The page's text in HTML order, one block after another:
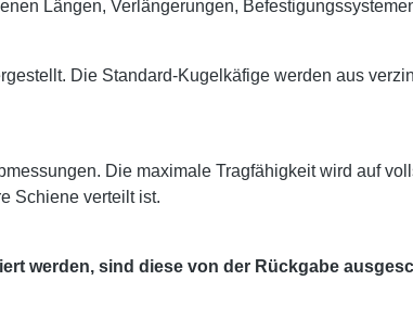
Längen, Verlängerungen,
Die Standard-Kugelkäfige werden aus
Die maximale Tragfähigkeit wird auf
Schiene verteilt ist.
werden, sind diese von der Rückgabe